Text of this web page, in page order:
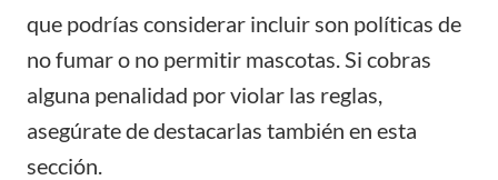
que podrías considerar incluir son políticas de
no fumar o no permitir mascotas. Si cobras
alguna penalidad por violar las reglas,
asegúrate de destacarlas también en esta
sección.